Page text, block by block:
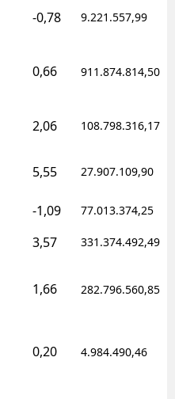
-0,78 9.221.557,99
0,66 911.874.814,50
2,06 108.798.316,17
5,55 27.907.109,90
-1,09 77.013.374,25
3,57 331.374.492,49
1,66 282.796.560,85
0,20 4.984.490,46